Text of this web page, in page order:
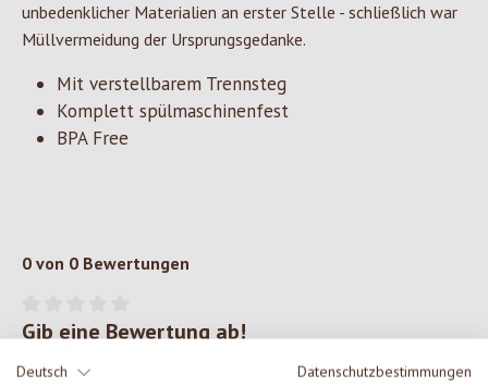
Deutsch Datenschutzbestimmungen
unbedenklicher Materialien an erster Stelle - schließlich war
Müllvermeidung der Ursprungsgedanke.
Mit verstellbarem Trennsteg
Komplett spülmaschinenfest
BPA Free
0 von 0 Bewertungen
Durchschnittliche Bewertung von 0 von 5 Sternen
Gib eine Bewertung ab!
Teile deine Erfahrungen mit dem Produkt mit anderen Kunden.